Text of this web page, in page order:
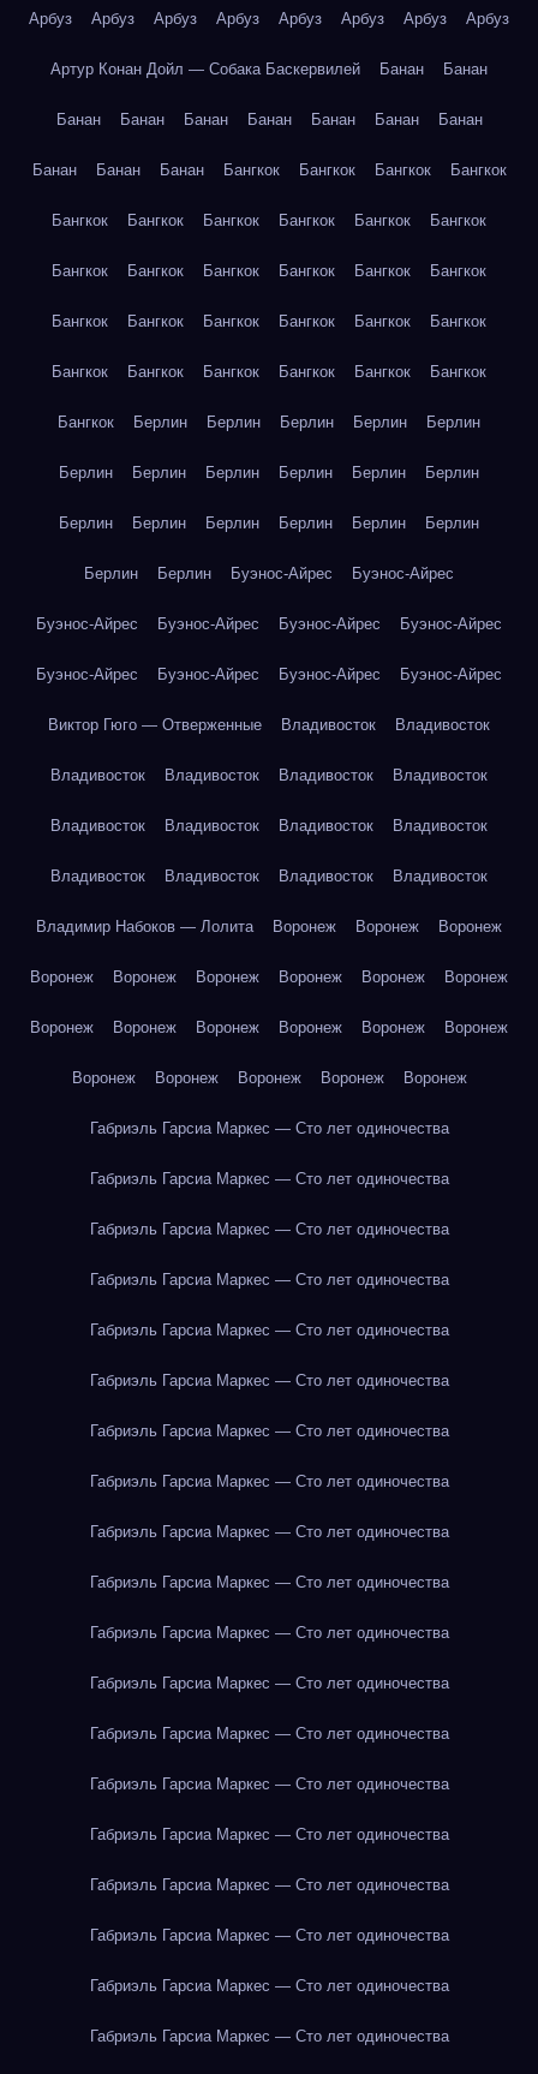
Арбуз Арбуз Арбуз Арбуз Арбуз Арбуз Арбуз Арбуз
Артур Конан Дойл — Собака Баскервилей Банан Банан
Банан Банан Банан Банан Банан Банан Банан
Банан Банан Банан Бангкок Бангкок Бангкок Бангкок
Бангкок Бангкок Бангкок Бангкок Бангкок Бангкок
Бангкок Бангкок Бангкок Бангкок Бангкок Бангкок
Бангкок Бангкок Бангкок Бангкок Бангкок Бангкок
Бангкок Бангкок Бангкок Бангкок Бангкок Бангкок
Бангкок Берлин Берлин Берлин Берлин Берлин
Берлин Берлин Берлин Берлин Берлин Берлин
Берлин Берлин Берлин Берлин Берлин Берлин
Берлин Берлин Буэнос-Айрес Буэнос-Айрес
Буэнос-Айрес Буэнос-Айрес Буэнос-Айрес Буэнос-Айрес
Буэнос-Айрес Буэнос-Айрес Буэнос-Айрес Буэнос-Айрес
Виктор Гюго — Отверженные Владивосток Владивосток
Владивосток Владивосток Владивосток Владивосток
Владивосток Владивосток Владивосток Владивосток
Владивосток Владивосток Владивосток Владивосток
Владимир Набоков — Лолита Воронеж Воронеж Воронеж
Воронеж Воронеж Воронеж Воронеж Воронеж Воронеж
Воронеж Воронеж Воронеж Воронеж Воронеж Воронеж
Воронеж Воронеж Воронеж Воронеж Воронеж
Габриэль Гарсиа Маркес — Сто лет одиночества
Габриэль Гарсиа Маркес — Сто лет одиночества
Габриэль Гарсиа Маркес — Сто лет одиночества
Габриэль Гарсиа Маркес — Сто лет одиночества
Габриэль Гарсиа Маркес — Сто лет одиночества
Габриэль Гарсиа Маркес — Сто лет одиночества
Габриэль Гарсиа Маркес — Сто лет одиночества
Габриэль Гарсиа Маркес — Сто лет одиночества
Габриэль Гарсиа Маркес — Сто лет одиночества
Габриэль Гарсиа Маркес — Сто лет одиночества
Габриэль Гарсиа Маркес — Сто лет одиночества
Габриэль Гарсиа Маркес — Сто лет одиночества
Габриэль Гарсиа Маркес — Сто лет одиночества
Габриэль Гарсиа Маркес — Сто лет одиночества
Габриэль Гарсиа Маркес — Сто лет одиночества
Габриэль Гарсиа Маркес — Сто лет одиночества
Габриэль Гарсиа Маркес — Сто лет одиночества
Габриэль Гарсиа Маркес — Сто лет одиночества
Габриэль Гарсиа Маркес — Сто лет одиночества